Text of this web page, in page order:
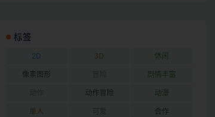
标签
2D 3D 休闲
像素图形 剧情丰富
动作冒险 动漫
单人 合作